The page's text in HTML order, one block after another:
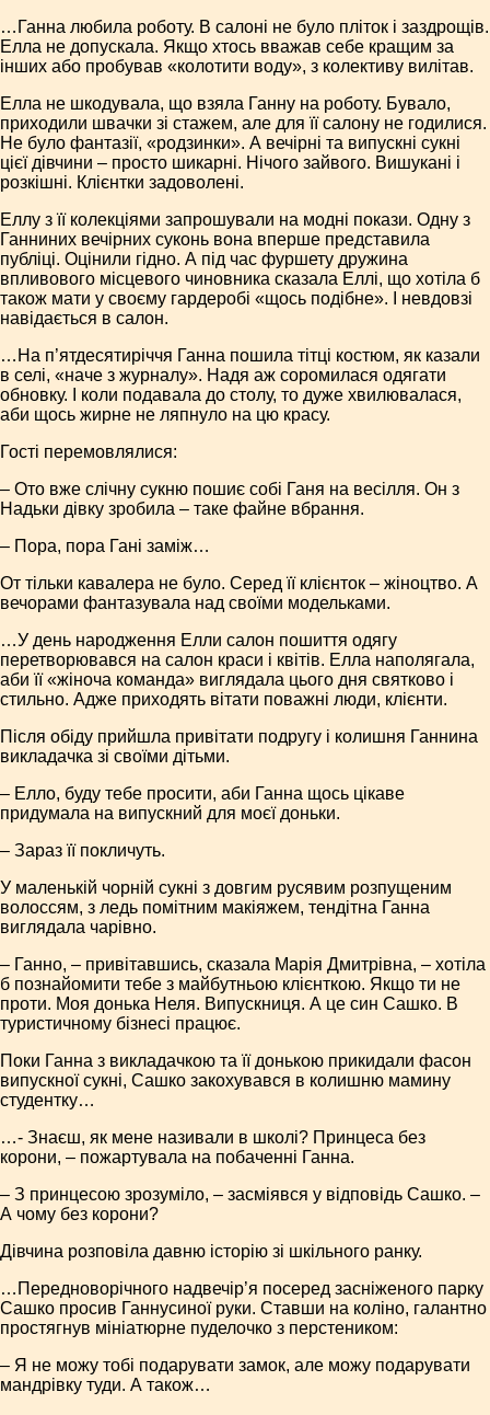
…Ганна любила роботу. В салоні не було пліток і заздрощів.
Елла не допускала. Якщо хтось вважав себе кращим за
інших або пробував «колотити воду», з колективу вилітав.
Елла не шкодувала, що взяла Ганну на роботу. Бувало,
приходили швачки зі стажем, але для її салону не годилися.
Не було фантазії, «родзинки». А вечірні та випускні сукні
цієї дівчини – просто шикарні. Нічого зайвого. Вишукані і
розкішні. Клієнтки задоволені.
Еллу з її колекціями запрошували на модні покази. Одну з
Ганниних вечірних суконь вона вперше представила
публіці. Оцінили гідно. А під час фуршету дружина
впливового місцевого чиновника сказала Еллі, що хотіла б
також мати у своєму гардеробі «щось подібне». І невдовзі
навідається в салон.
…На п’ятдесятиріччя Ганна пошила тітці костюм, як казали
в селі, «наче з журналу». Надя аж соромилася одягати
обновку. І коли подавала до столу, то дуже хвилювалася,
аби щось жирне не ляпнуло на цю красу.
Гості перемовлялися:
– Ото вже слічну сукню пошиє собі Ганя на весілля. Он з
Надь­ки дівку зробила – таке файне вбрання.
– Пора, пора Гані заміж…
От тільки кавалера не було. Серед її клієнток – жіноцтво. А
вечорами фантазувала над своїми модельками.
…У день народження Елли салон пошиття одягу
перетворювався на салон краси і квітів. Елла наполягала,
аби її «жіноча команда» виглядала цього дня святково і
стильно. Адже приходять вітати поважні люди, клієнти.
Після обіду прийшла привітати подругу і колишня Ганнина
викладачка зі своїми дітьми.
– Елло, буду тебе просити, аби Ганна щось цікаве
придумала на випускний для моєї доньки.
– Зараз її покличуть.
У маленькій чорній сукні з довгим русявим розпущеним
волоссям, з ледь помітним макіяжем, тендітна Ганна
виглядала чарівно.
– Ганно, – привітавшись, сказала Марія Дмитрівна, – хотіла
б познайомити тебе з майбутньою клієнткою. Якщо ти не
проти. Моя донька Неля. Випускниця. А це син Сашко. В
туристичному бізнесі працює.
Поки Ганна з викладачкою та її донькою прикидали фасон
випускної сукні, Сашко закохувався в колишню мамину
студентку…
…- Знаєш, як мене називали в школі? Принцеса без
корони, – пожартувала на побаченні Ганна.
– З принцесою зрозуміло, – засміявся у відповідь Сашко. –
А чому без корони?
Дівчина розповіла давню історію зі шкільного ранку.
…Передноворічного над­вечір’я посеред засніженого парку
Сашко просив Ганнусиної руки. Ставши на коліно, галантно
простягнув мініатюрне пуделочко з перстеником:
– Я не можу тобі подарувати замок, але можу подарувати
мандрівку туди. А також…